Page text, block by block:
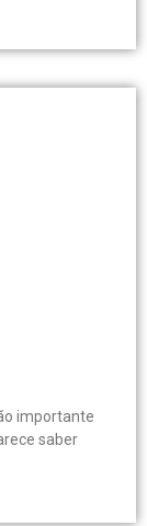
importante
saber